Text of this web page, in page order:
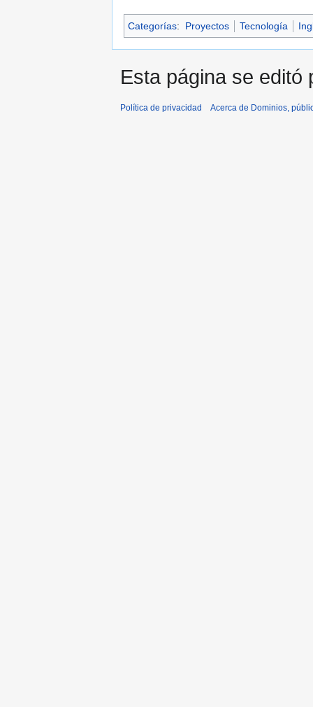
Categorías: Proyectos Tecnología
Esta página se editó
Política de privacidad Acerca de Dominios,